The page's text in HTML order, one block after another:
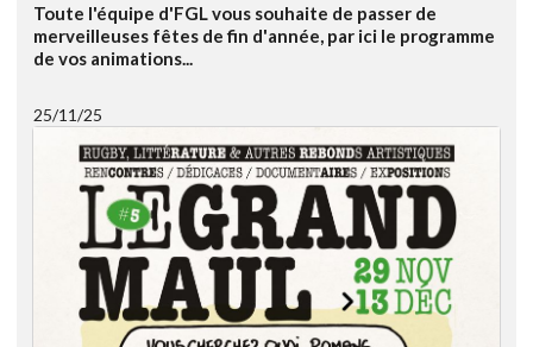
Toute l'équipe d'FGL vous souhaite de passer de
merveilleuses fêtes de fin d'année, par ici le programme
de vos animations...
25/11/25